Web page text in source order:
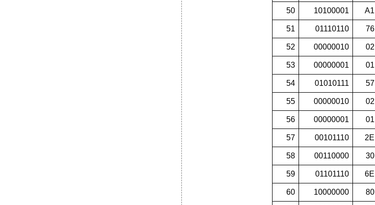
50 10100001 A1
51 01110110 76
52 00000010 02
53 00000001 01
54 01010111 57
55 00000010 02
56 00000001 01
57 00101110 2E
58 00110000 30
59 01101110 6E
60 10000000 80